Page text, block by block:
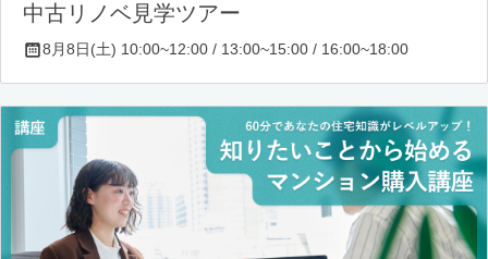
中古リノベ見学ツアー
8月8日(土) 10:00~12:00 / 13:00~15:00 / 16:00~18:00